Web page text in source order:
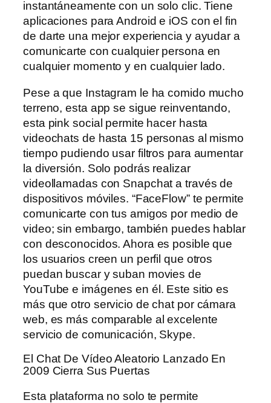
instantáneamente con un solo clic. Tiene
aplicaciones para Android e iOS con el fin
de darte una mejor experiencia y ayudar a
comunicarte con cualquier persona en
cualquier momento y en cualquier lado.
Pese a que Instagram le ha comido mucho
terreno, esta app se sigue reinventando,
esta pink social permite hacer hasta
videochats de hasta 15 personas al mismo
tiempo pudiendo usar filtros para aumentar
la diversión. Solo podrás realizar
videollamadas con Snapchat a través de
dispositivos móviles. “FaceFlow” te permite
comunicarte con tus amigos por medio de
video; sin embargo, también puedes hablar
con desconocidos. Ahora es posible que
los usuarios creen un perfil que otros
puedan buscar y suban movies de
YouTube e imágenes en él. Este sitio es
más que otro servicio de chat por cámara
web, es más comparable al excelente
servicio de comunicación, Skype.
El Chat De Vídeo Aleatorio Lanzado En
2009 Cierra Sus Puertas
Esta plataforma no solo te permite